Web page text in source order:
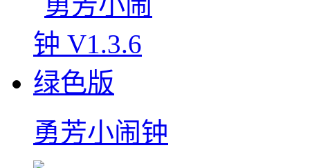
勇芳小闹钟